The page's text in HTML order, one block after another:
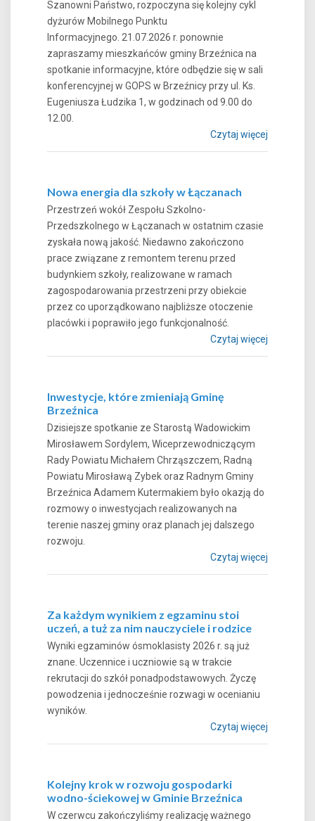
Szanowni Państwo, rozpoczyna się kolejny cykl
dyżurów Mobilnego Punktu
Informacyjnego. 21.07.2026 r. ponownie
zapraszamy mieszkańców gminy Brzeźnica na
spotkanie informacyjne, które odbędzie się w sali
konferencyjnej w GOPS w Brzeźnicy przy ul. Ks.
Eugeniusza Łudzika 1, w godzinach od 9.00 do
12.00.
Czytaj więcej
Nowa energia dla szkoły w Łączanach
Przestrzeń wokół Zespołu Szkolno-
Przedszkolnego w Łączanach w ostatnim czasie
zyskała nową jakość. Niedawno zakończono
prace związane z remontem terenu przed
budynkiem szkoły, realizowane w ramach
zagospodarowania przestrzeni przy obiekcie
przez co uporządkowano najbliższe otoczenie
placówki i poprawiło jego funkcjonalność.
Czytaj więcej
Inwestycje, które zmieniają Gminę
Brzeźnica
Dzisiejsze spotkanie ze Starostą Wadowickim
Mirosławem Sordylem, Wiceprzewodniczącym
Rady Powiatu Michałem Chrząszczem, Radną
Powiatu Mirosławą Zybek oraz Radnym Gminy
Brzeźnica Adamem Kutermakiem było okazją do
rozmowy o inwestycjach realizowanych na
terenie naszej gminy oraz planach jej dalszego
rozwoju.
Czytaj więcej
Za każdym wynikiem z egzaminu stoi
uczeń, a tuż za nim nauczyciele i rodzice
Wyniki egzaminów ósmoklasisty 2026 r. są już
znane. Uczennice i uczniowie są w trakcie
rekrutacji do szkół ponadpodstawowych. Życzę
powodzenia i jednocześnie rozwagi w ocenianiu
wyników.
Czytaj więcej
Kolejny krok w rozwoju gospodarki
wodno-ściekowej w Gminie Brzeźnica
W czerwcu zakończyliśmy realizację ważnego